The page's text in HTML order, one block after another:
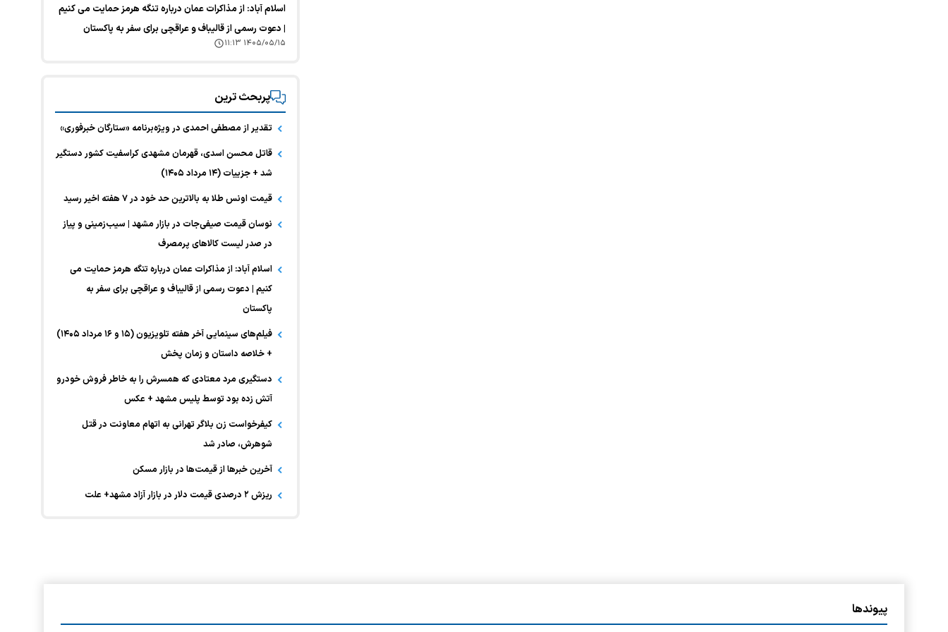
اسلام آباد: از مذاکرات عمان درباره تنگه هرمز حمایت می کنیم
| دعوت رسمی از قالیباف و عراقچی برای سفر به پاکستان
۱۴۰۵/۰۵/۱۵ ۱۱:۱۳
پربحث ترین
تقدیر از مصطفی احمدی در ویژه‌برنامه «ستارگان خبرفوری»
قاتل محسن اسدی، قهرمان مشهدی کراسفیت کشور دستگیر
شد + جزییات (۱۴ مرداد ۱۴۰۵)
قیمت اونس طلا به بالاترین حد خود در ۷ هفته اخیر رسید
نوسان قیمت صیفی‌جات در بازار مشهد | سیب‌زمینی و پیاز
در صدر لیست کالا‌های پرمصرف
اسلام آباد: از مذاکرات عمان درباره تنگه هرمز حمایت می
کنیم | دعوت رسمی از قالیباف و عراقچی برای سفر به
پاکستان
فیلم‌های سینمایی آخر هفته تلویزیون (۱۵ و ۱۶ مرداد ۱۴۰۵)
+ خلاصه داستان و زمان پخش
دستگیری مرد معتادی که همسرش را به خاطر فروش خودرو
آتش زده بود توسط پلیس مشهد + عکس
کیفرخواست زن بلاگر تهرانی به اتهام معاونت در قتل
شوهرش، صادر شد
آخرین خبر‌ها از قیمت‌ها در بازار مسکن
ریزش ۲ درصدی قیمت دلار در بازار آزاد مشهد+ علت
پیوندها